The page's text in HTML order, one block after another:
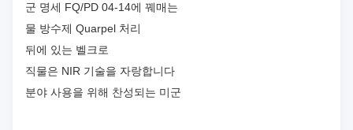
군 명세 FQ/PD 04-14에 꿰매는
물 방수제 Quarpel 처리
뒤에 있는 벨크로
직물은 NIR 기술을 자랑합니다
분야 사용을 위해 찬성되는 미군